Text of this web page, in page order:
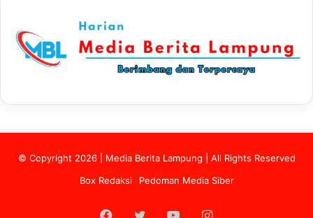
© Copyright 2026 | Media Berita Lampung | All Rights Reserved
Box Redaksi
Pedoman Media Siber
Facebook
TwitterYouTubeInstagram